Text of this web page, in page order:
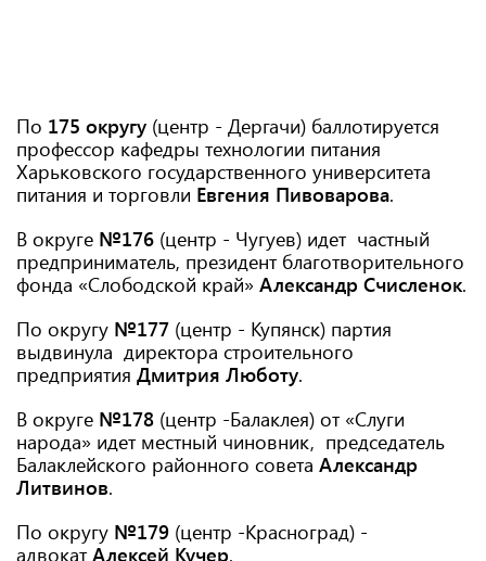
По 175 округу (центр - Дергачи) баллотируется
профессор кафедры технологии питания
Харьковского государственного университета
питания и торговли Евгения Пивоварова.
В округе №176 (центр - Чугуев) идет частный
предприниматель, президент благотворительного
фонда «Слободской край» Александр Счисленок.
По округу №177 (центр - Купянск) партия
выдвинула директора строительного
предприятия Дмитрия Люботу.
В округе №178 (центр -Балаклея) от «Слуги
народа» идет местный чиновник, председатель
Балаклейского районного совета Александр
Литвинов.
По округу №179 (центр -Красноград) -
адвокатАлексей Кучер.